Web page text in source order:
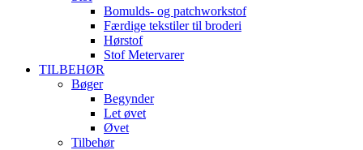
Bomulds- og patchworkstof
Færdige tekstiler til broderi
Hørstof
Stof Metervarer
TILBEHØR
Bøger
Begynder
Let øvet
Øvet
Tilbehør